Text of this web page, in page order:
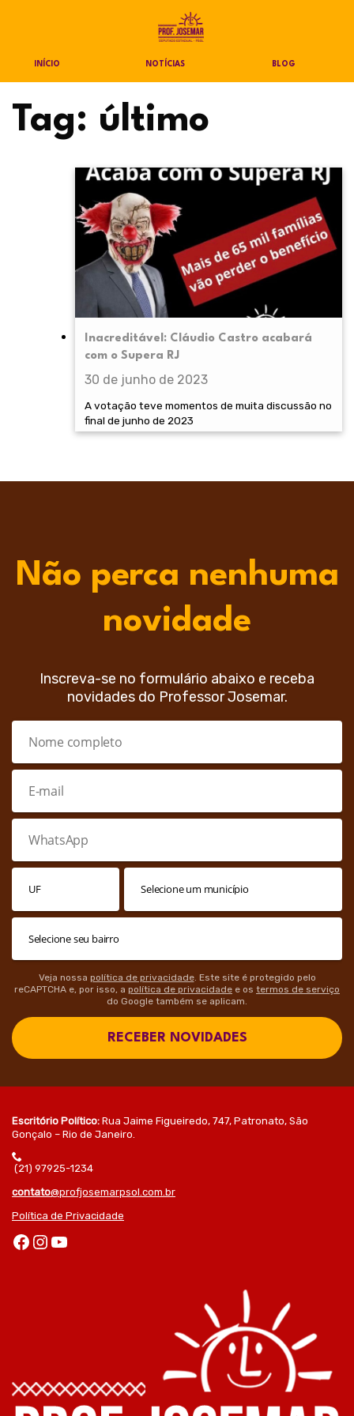
INÍCIO NOTÍCIAS BLOG
Tag: último
Inacreditável: Cláudio Castro acabará
com o Supera RJ
30 de junho de 2023
A votação teve momentos de muita discussão no
final de junho de 2023
Não perca nenhuma
novidade
Inscreva-se no formulário abaixo e receba
novidades do Professor Josemar.
Veja nossa política de privacidade. Este site é protegido pelo
reCAPTCHA e, por isso, a política de privacidade e os termos de serviço
do Google também se aplicam.
RECEBER NOVIDADES
Escritório Político: Rua Jaime Figueiredo, 747, Patronato, São
Gonçalo – Rio de Janeiro.
(21) 97925-1234
contato@profjosemarpsol.com.br
Política de Privacidade
Facebook Instagram Youtube